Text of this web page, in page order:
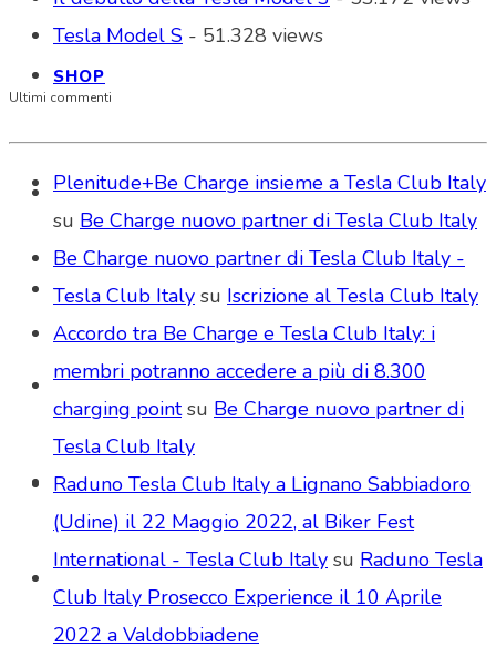
SHOP
Tesla Model S - 51.328 views
Ultimi commenti
Plenitude+Be Charge insieme a Tesla Club Italy
su Be Charge nuovo partner di Tesla Club Italy
Be Charge nuovo partner di Tesla Club Italy -
Tesla Club Italy su Iscrizione al Tesla Club Italy
Accordo tra Be Charge e Tesla Club Italy: i
membri potranno accedere a più di 8.300
charging pointsu Be Charge nuovo partner di
Tesla Club Italy
Raduno Tesla Club Italy a Lignano Sabbiadoro
(Udine) il 22 Maggio 2022, al Biker Fest
International - Tesla Club Italy su Raduno Tesla
Club Italy Prosecco Experience il 10 Aprile
2022 a Valdobbiadene